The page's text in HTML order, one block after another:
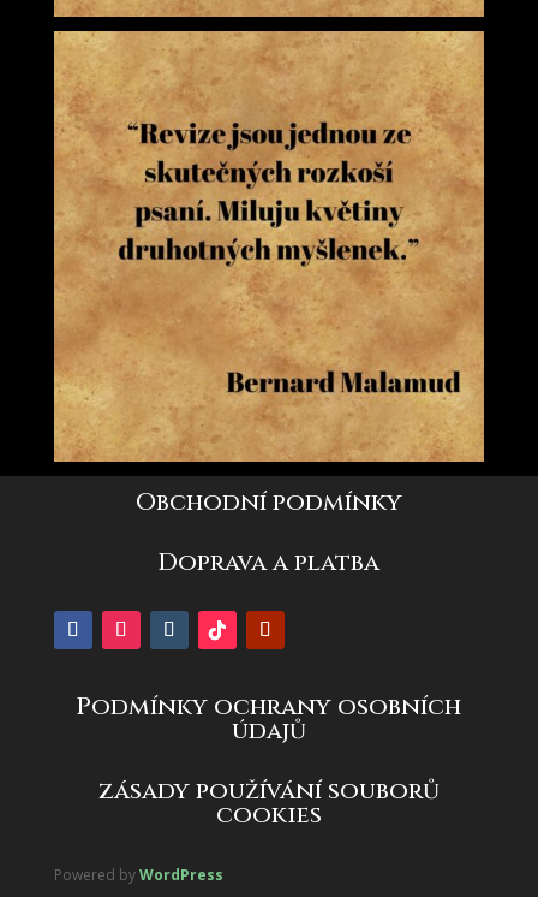
Obchodní podmínky
Doprava a platba
Podmínky ochrany osobních
údajů
zásady používání souborů
cookies
Powered byWordPress